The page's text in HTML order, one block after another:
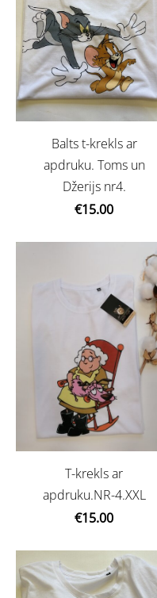
Balts t-krekls ar
apdruku. Toms un
Džerijs nr4.
€15.00
T-krekls ar
apdruku.NR-4.XXL
€15.00